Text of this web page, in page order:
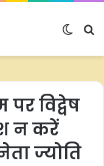
Switch
विद्वेष
न करें
ज्योति